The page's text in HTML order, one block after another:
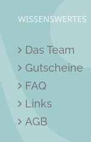
WISSENSWERTES
Das Team
Gutscheine
FAQ
Links
AGB